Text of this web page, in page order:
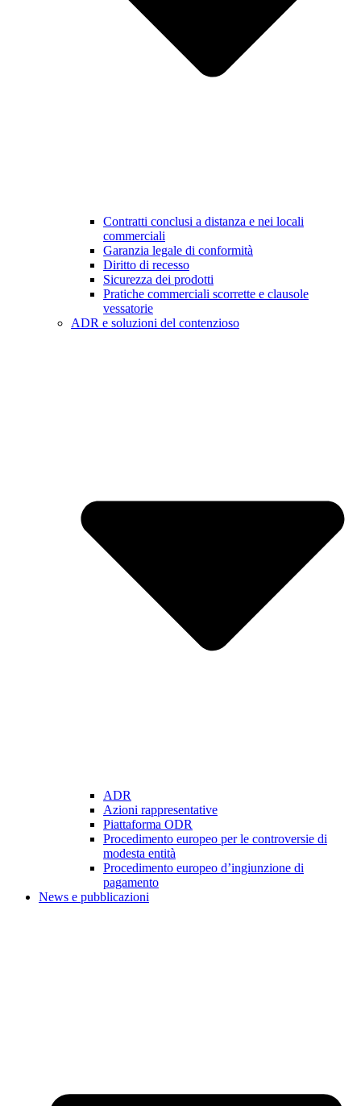
Contratti conclusi a distanza e nei locali
commerciali
Garanzia legale di conformità
Diritto di recesso
Sicurezza dei prodotti
Pratiche commerciali scorrette e clausole
vessatorie
ADR e soluzioni del contenzioso
ADR
Azioni rappresentative
Piattaforma ODR
Procedimento europeo per le controversie di
modesta entità
Procedimento europeo d’ingiunzione di
pagamento
News e pubblicazioni